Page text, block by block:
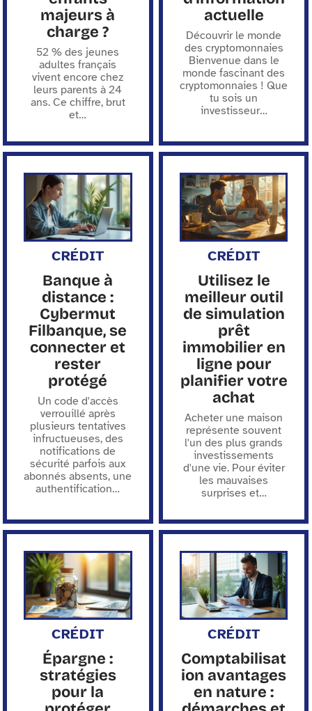
majeurs à
charge ?
52 % des jeunes
adultes français
vivent encore chez
leurs parents à 24
ans. Ce chiffre, brut
et…
actuelle
Découvrir le monde
des cryptomonnaies
Bienvenue dans le
monde fascinant des
cryptomonnaies ! Que
tu sois un
investisseur…
CRÉDIT
Banque à
distance :
Cybermut
Filbanque, se
connecter et
rester
protégé
Un code d'accès
verrouillé après
plusieurs tentatives
infructueuses, des
notifications de
sécurité parfois aux
abonnés absents, une
authentification…
CRÉDIT
Utilisez le
meilleur outil
de simulation
prêt
immobilier en
ligne pour
planifier votre
achat
Acheter une maison
représente souvent
l'un des plus grands
investissements
d'une vie. Pour éviter
les mauvaises
surprises et…
CRÉDIT
Épargne :
stratégies
pour la
CRÉDIT
Comptabilisat
ion avantages
en nature :